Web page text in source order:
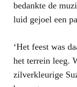
bedankte de
luid gejoel een
‘Het feest was
het terrein leeg.
zilverkleurige